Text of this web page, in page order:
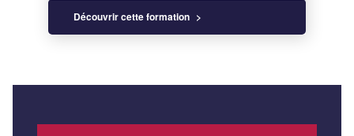
Découvrir cette formation